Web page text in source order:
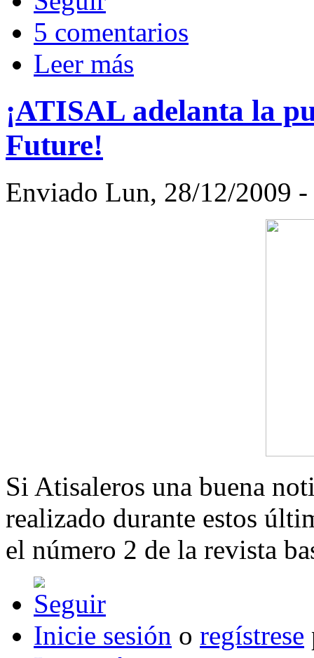
5 comentarios
Leer más
¡ATISAL adelanta la
Future!
Enviado Lun, 28/12/2009
Si Atisaleros una buena
realizado durante estos
el número 2 de la revista
Inicie sesión o regístrese